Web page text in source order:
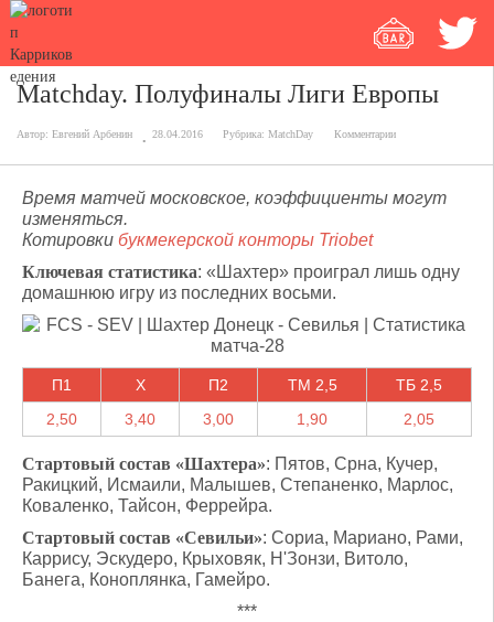
Matchday. Полуфиналы Лиги Европы
Автор: Евгений Арбенин 28.04.2016 Рубрика: MatchDay Комментарии
Время матчей московское, коэффициенты могут
изменяться.
Котировки букмекерской конторы Triobet
Ключевая статистика: «Шахтер» проиграл лишь одну
домашнюю игру из последних восьми.
П1 X П2 ТМ 2,5
ТБ 2,5
2,50
3,40 3,00 1,90 2,05
Стартовый состав «Шахтера»: Пятов, Срна, Кучер,
Ракицкий, Исмаили, Малышев, Степаненко, Марлос,
Коваленко, Тайсон, Феррейра.
Стартовый состав «Севильи»: Сориа, Мариано, Рами,
Каррису, Эскудеро, Крыховяк, Н'Зонзи, Витоло,
Банега, Коноплянка, Гамейро.
***